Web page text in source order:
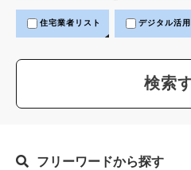
住宅業者リスト デジタル活用
フリーワードから探す